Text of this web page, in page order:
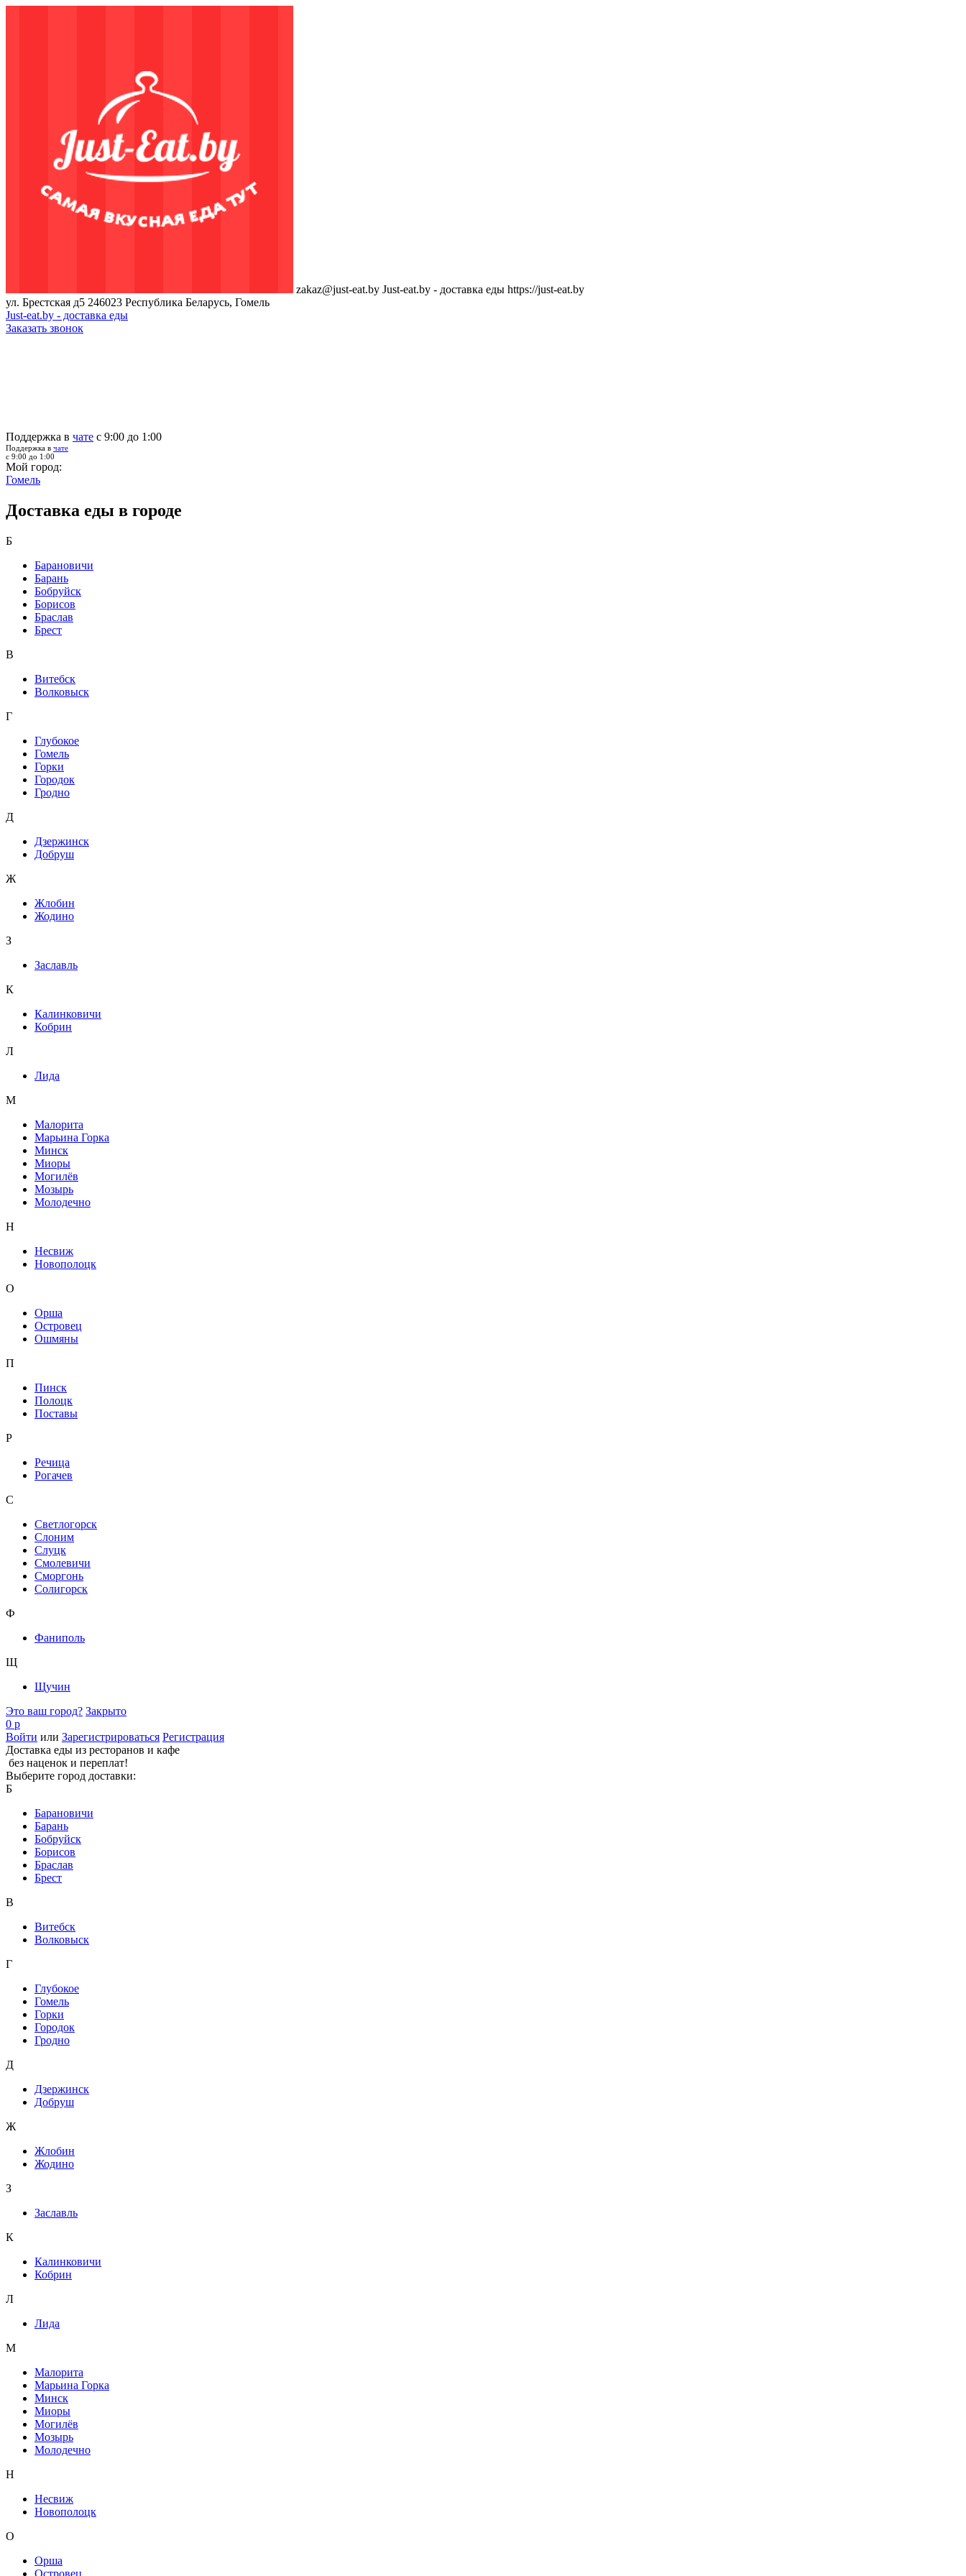
zakaz@just-eat.by Just-eat.by - доставка еды https://just-eat.by
ул. Брестская д5 246023 Республика Беларусь, Гомель
Just-eat.by - доставка еды
Заказать звонок
Поддержка в чате с 9:00 до 1:00
Поддержка в чате
с 9:00 до 1:00
Мой город:
Гомель
Доставка еды в городе
Б
Барановичи
Барань
Бобруйск
Борисов
Браслав
Брест
В
Витебск
Волковыск
Г
Глубокое
Гомель
Горки
Городок
Гродно
Д
Дзержинск
Добруш
Ж
Жлобин
Жодино
З
Заславль
К
Калинковичи
Кобрин
Л
Лида
М
Малорита
Марьина Горка
Минск
Миоры
Могилёв
Мозырь
Молодечно
Н
Несвиж
Новополоцк
О
Орша
Островец
Ошмяны
П
Пинск
Полоцк
Поставы
Р
Речица
Рогачев
С
Светлогорск
Слоним
Слуцк
Смолевичи
Сморгонь
Солигорск
Ф
Фаниполь
Щ
Щучин
Это ваш город? Закрыто
0 р
Войти или Зарегистрироваться Регистрация
Доставка еды из ресторанов и кафе
без наценок и переплат!
Выберите город доставки:
Б
Барановичи
Барань
Бобруйск
Борисов
Браслав
Брест
В
Витебск
Волковыск
Г
Глубокое
Гомель
Горки
Городок
Гродно
Д
Дзержинск
Добруш
Ж
Жлобин
Жодино
З
Заславль
К
Калинковичи
Кобрин
Л
Лида
М
Малорита
Марьина Горка
Минск
Миоры
Могилёв
Мозырь
Молодечно
Н
Несвиж
Новополоцк
О
Орша
Островец